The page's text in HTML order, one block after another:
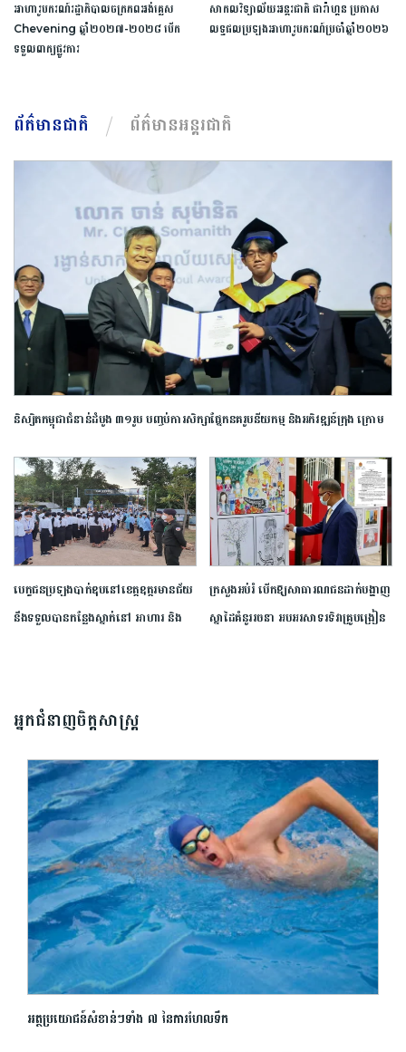
អាហារូបករណ៍​រដ្ឋាភិបាល​ចក្រភព​អង់គ្លេស​ ​
Chevening​ ​ឆ្នាំ​២០២៧​-​២០២៨​ ​បើក​
ទទួល​ពាក្យ​ផ្លូវការ​
សាកលវិទ្យាល័យ​អន្តរជាតិ ​ផារ៉ាហ្គន ​ប្រកាស​
លទ្ធផល​ប្រឡង​អាហារូបករណ៍​ប្រចាំ​ឆ្នាំ​២០២៦​
ព័ត៌មានជាតិ ព័ត៌មានអន្តរជាតិ
និស្សិត​កម្ពុជា​ជំនាន់​ដំបូង​ ​៣១​រូប​ ​បញ្ចប់​ការ​សិក្សា​ផ្នែក​នគរូបនីយកម្ម ​និង​អភិវឌ្ឍន៍​ក្រុង​ ក្រោម​
បេក្ខជន​ប្រឡង​បាក់ឌុប​នៅ​ខេត្ត​ឧត្តរមានជ័យ​ ​
នឹង​ទទួលបាន​កន្លែង​ស្នាក់​នៅ​ ​អាហារ​ និង​
ក្រសួងអប់រំ បើកឱ្យសាធារណជនដាក់បង្ហាញ
ស្នាដៃគំនូររចនា អបអរសាទរទិវាគ្រូបង្រៀន
អ្នកជំនាញចិត្តសាស្រ្ត
អត្ថប្រយោជន៍សំខាន់ៗទាំង ៧ នៃការហែលទឹក